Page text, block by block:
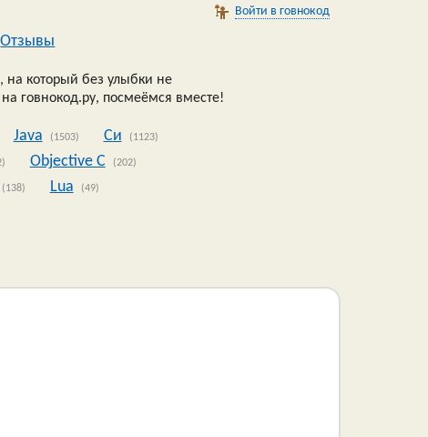
Войти в говнокод
Oтзывы
который без улыбки не
говнокод.ру, посмеёмся вместе!
Java (1503) Си (1123)
Objective C (202)
(138) Lua (49)